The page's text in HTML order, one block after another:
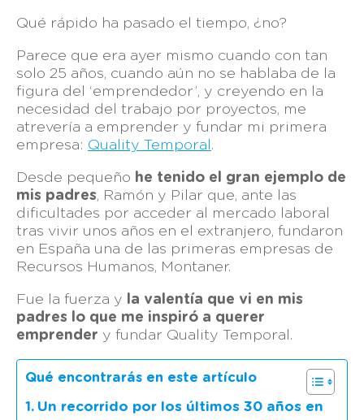
Qué rápido ha pasado el tiempo, ¿no?
Parece que era ayer mismo cuando con tan
solo 25 años, cuando aún no se hablaba de la
figura del ‘emprendedor’, y creyendo en la
necesidad del trabajo por proyectos, me
atrevería a emprender y fundar mi primera
empresa: Quality Temporal.
Desde pequeño he tenido el gran ejemplo de
mis padres, Ramón y Pilar que, ante las
dificultades por acceder al mercado laboral
tras vivir unos años en el extranjero, fundaron
en España una de las primeras empresas de
Recursos Humanos, Montaner.
Fue la fuerza y la valentía que vi en mis
padres lo que me inspiró a querer
emprender y fundar Quality Temporal.
Qué encontrarás en este artículo
Un recorrido por los últimos 30 años en